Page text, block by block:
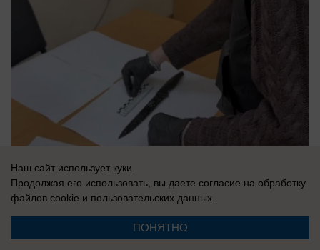
20.03.2026
Происшествия
Наш сайт использует куки.
Продолжая его использовать, вы даете согласие на обработку
файлов cookie и пользовательских данных.
ПОНЯТНО